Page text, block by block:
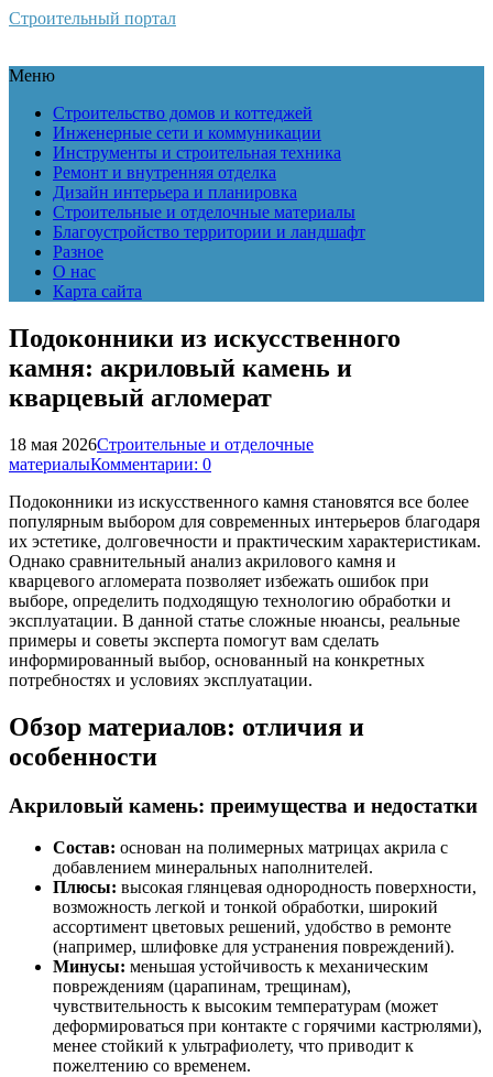
Строительный портал
Меню
Строительство домов и коттеджей
Инженерные сети и коммуникации
Инструменты и строительная техника
Ремонт и внутренняя отделка
Дизайн интерьера и планировка
Строительные и отделочные материалы
Благоустройство территории и ландшафт
Разное
О нас
Карта сайта
Подоконники из искусственного
камня: акриловый камень и
кварцевый агломерат
18 мая 2026Строительные и отделочные
материалыКомментарии: 0
Подоконники из искусственного камня становятся все более
популярным выбором для современных интерьеров благодаря
их эстетике, долговечности и практическим характеристикам.
Однако сравнительный анализ акрилового камня и
кварцевого агломерата позволяет избежать ошибок при
выборе, определить подходящую технологию обработки и
эксплуатации. В данной статье сложные нюансы, реальные
примеры и советы эксперта помогут вам сделать
информированный выбор, основанный на конкретных
потребностях и условиях эксплуатации.
Обзор материалов: отличия и
особенности
Акриловый камень: преимущества и недостатки
Состав: основан на полимерных матрицах акрила с
добавлением минеральных наполнителей.
Плюсы: высокая глянцевая однородность поверхности,
возможность легкой и тонкой обработки, широкий
ассортимент цветовых решений, удобство в ремонте
(например, шлифовке для устранения повреждений).
Минусы: меньшая устойчивость к механическим
повреждениям (царапинам, трещинам),
чувствительность к высоким температурам (может
деформироваться при контакте с горячими кастрюлями),
менее стойкий к ультрафиолету, что приводит к
пожелтению со временем.